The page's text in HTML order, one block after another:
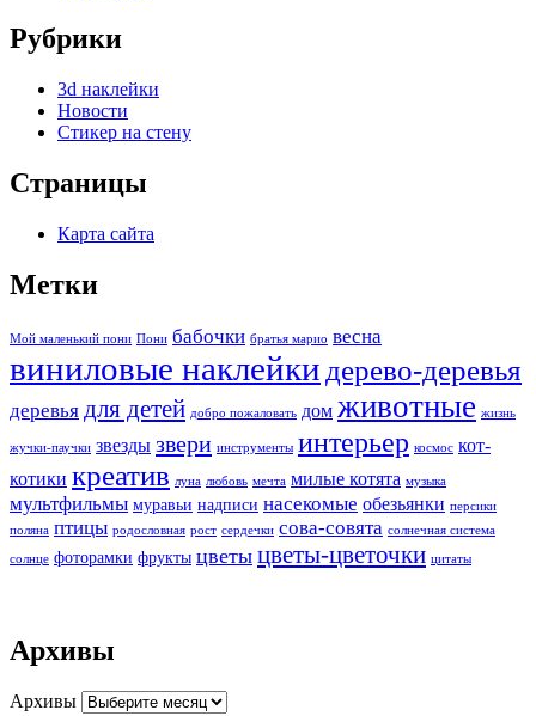
Рубрики
3d наклейки
Новости
Стикер на стену
Страницы
Карта сайта
Метки
Мой маленький пони Пони бабочки братья марио весна
виниловые наклейки дерево-деревья
деревья для детей добро пожаловать дом животные жизнь
жучки-паучки звезды звери инструменты интерьер космос кот-
котики креатив луна любовь мечта милые котята музыка
мультфильмы муравьи надписи насекомые обезьянки персики
поляна птицы родословная рост сердечки сова-совята солнечная система
солнце фоторамки фрукты цветы цветы-цветочки цитаты
Архивы
Архивы